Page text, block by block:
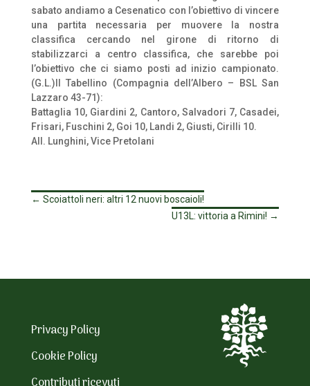
sabato andiamo a Cesenatico con l’obiettivo di vincere
una partita necessaria per muovere la nostra
classifica cercando nel girone di ritorno di
stabilizzarci a centro classifica, che sarebbe poi
l’obiettivo che ci siamo posti ad inizio campionato.
(G.L.)Il Tabellino (Compagnia dell’Albero – BSL San
Lazzaro 43-71):
Battaglia 10, Giardini 2, Cantoro, Salvadori 7, Casadei,
Frisari, Fuschini 2, Goi 10, Landi 2, Giusti, Cirilli 10.
All. Lunghini, Vice Pretolani
← Scoiattoli neri: altri 12 nuovi boscaioli!
U13L: vittoria a Rimini! →
Privacy Policy
Cookie Policy